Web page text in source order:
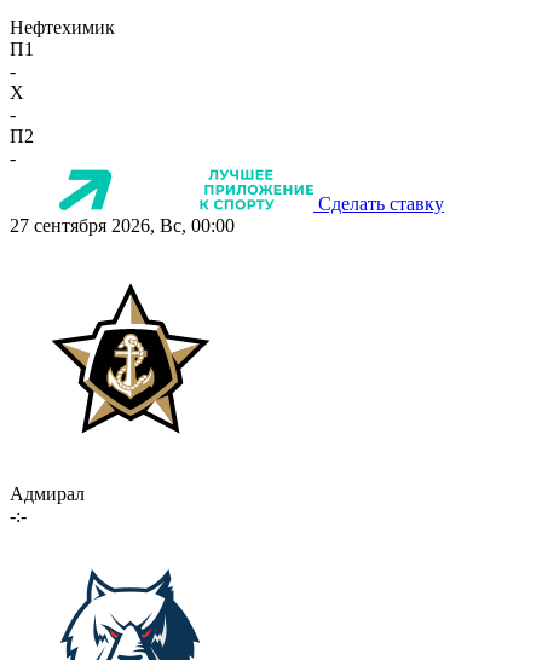
Нефтехимик
П1
-
X
-
П2
-
Сделать ставку
27 сентября 2026, Вс, 00:00
Адмирал
-:-